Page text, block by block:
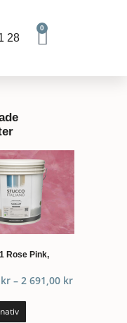
28
0
Rose Pink,
kr – 2 691,00 kr